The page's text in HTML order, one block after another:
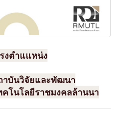
งตำแแหน่ง
าบันวิจัยและพัฒนา
คโนโลยีราชมงคลล้านนา